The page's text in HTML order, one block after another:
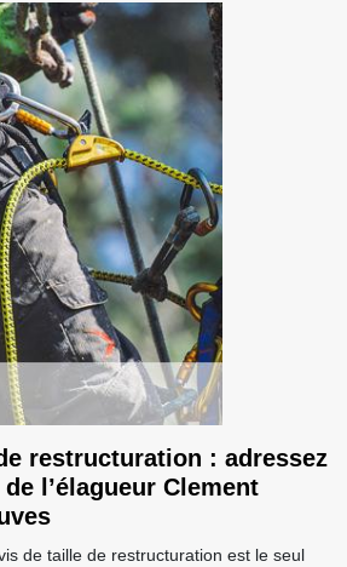
restructuration : adressez
l’élagueur Clement
de taille de restructuration est le seul